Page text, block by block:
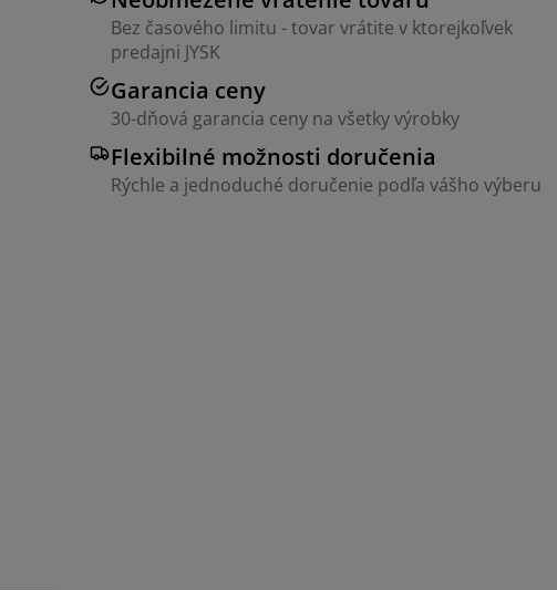
Bez časového limitu - tovar vrátite v ktorejkoľvek
predajni JYSK
Garancia ceny
30-dňová garancia ceny na všetky výrobky
Flexibilné možnosti doručenia
Rýchle a jednoduché doručenie podľa vášho výberu